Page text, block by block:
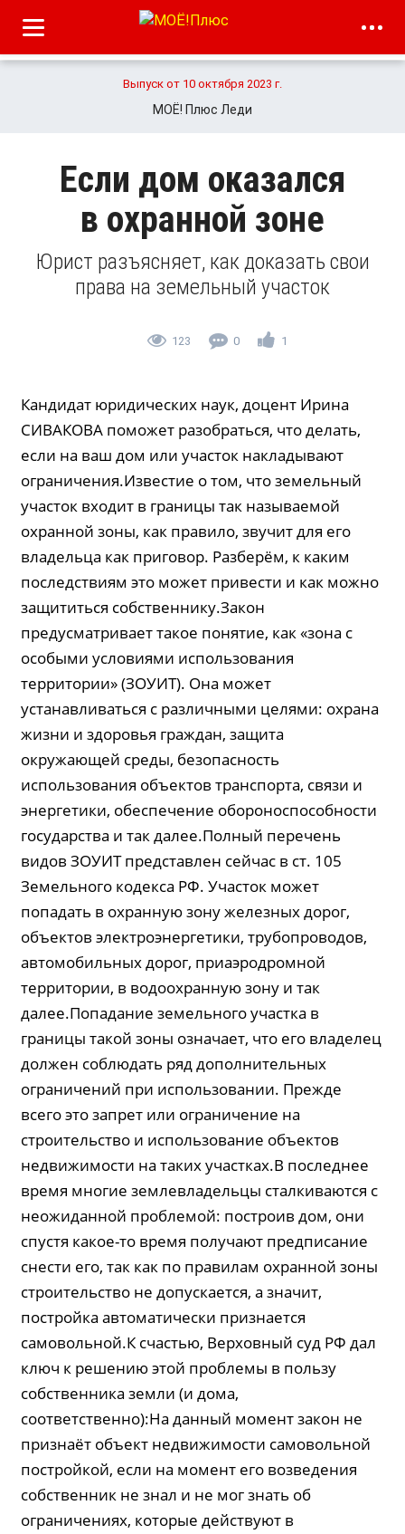
Выпуск от 10 октября 2023 г.
МОЁ! Плюс Леди
Если дом оказался
в охранной зоне
Юрист разъясняет, как доказать свои
права на земельный участок
123 0 1
Кандидат юридических наук, доцент Ирина
СИВАКОВА поможет разобраться, что делать,
если на ваш дом или участок накладывают
ограничения.Известие о том, что земельный
участок входит в границы так называемой
охранной зоны, как правило, звучит для его
владельца как приговор. Разберём, к каким
последствиям это может привести и как можно
защититься собственнику.Закон
предусматривает такое понятие, как «зона с
особыми условиями использования
территории» (ЗОУИТ). Она может
устанавливаться с различными целями: охрана
жизни и здоровья граждан, защита
окружающей среды, безопасность
использования объектов транспорта, связи и
энергетики, обеспечение обороноспособности
государства и так далее.Полный перечень
видов ЗОУИТ представлен сейчас в ст. 105
Земельного кодекса РФ. Участок может
попадать в охранную зону железных дорог,
объектов электроэнергетики, трубопроводов,
автомобильных дорог, приаэродромной
территории, в водоохранную зону и так
далее.Попадание земельного участка в
границы такой зоны означает, что его владелец
должен соблюдать ряд дополнительных
ограничений при использовании. Прежде
всего это запрет или ограничение на
строительство и использование объектов
недвижимости на таких участках.В последнее
время многие землевладельцы сталкиваются с
неожиданной проблемой: построив дом, они
спустя какое-то время получают предписание
снести его, так как по правилам охранной зоны
строительство не допускается, а значит,
постройка автоматически признается
самовольной.К счастью, Верховный суд РФ дал
ключ к решению этой проблемы в пользу
собственника земли (и дома,
соответственно):На данный момент закон не
признаёт объект недвижимости самовольной
постройкой, если на момент его возведения
собственник не знал и не мог знать об
ограничениях, которые действуют в